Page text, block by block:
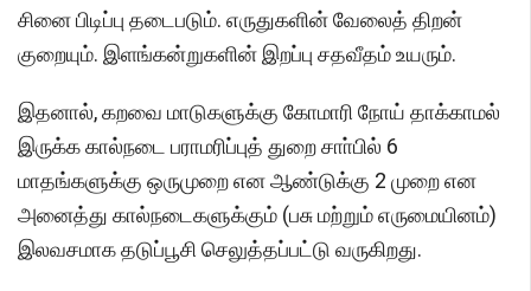
சினை பிடிப்பு தடைபடும். எருதுகளின் வேலைத் திறன்
குறையும். இளங்கன்றுகளின் இறப்பு சதவீதம் உயரும்.
இதனால், கறவை மாடுகளுக்கு கோமாரி நோய் தாக்காமல்
இருக்க கால்நடை பராமரிப்புத் துறை சாா்பில் 6
மாதங்களுக்கு ஒருமுறை என ஆண்டுக்கு 2 முறை என
அனைத்து கால்நடைகளுக்கும் (பசு மற்றும் எருமையினம்)
இலவசமாக தடுப்பூசி செலுத்தப்பட்டு வருகிறது.